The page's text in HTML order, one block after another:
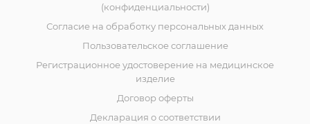
(конфиденциальности)
Согласие на обработку персональных данных
Пользовательское соглашение
Регистрационное удостоверение на медицинское
изделие
Договор оферты
Декларация о соответствии